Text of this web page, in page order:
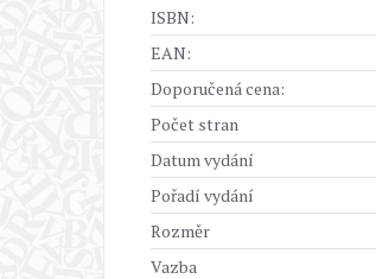
ISBN:
EAN:
Doporučená cena:
Počet stran
Datum vydání
Pořadí vydání
Rozměr
Vazba